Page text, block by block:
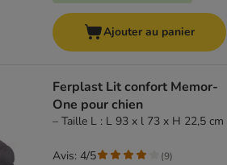
Ajouter au panier
Ferplast Lit confort Memor-
One pour chien
– Taille L : L 93 x l 73 x H 22,5 cm
Avis: 4/5 (9)